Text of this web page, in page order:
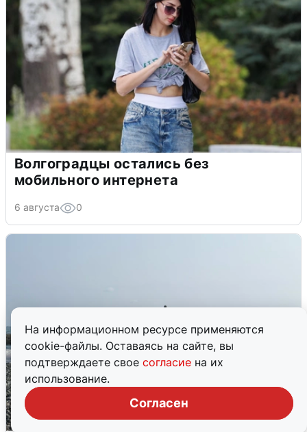
На информационном ресурсе применяются
cookie-файлы. Оставаясь на сайте, вы
подтверждаете свое согласие на их
использование.
Согласен
Волгоградцы остались без
мобильного интернета
6 августа 0